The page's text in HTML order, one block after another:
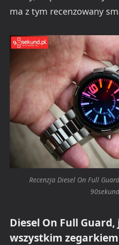
ma z tym recenzowany
Recenzja Diesel On Full
Diesel On Full
wszystkim